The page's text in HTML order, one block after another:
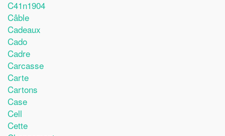
C41n1904
Câble
Cadeaux
Cado
Cadre
Carcasse
Carte
Cartons
Case
Cell
Cette